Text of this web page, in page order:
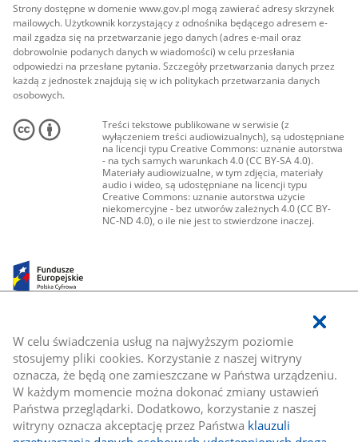
W celu świadczenia usług na najwyższym poziomie
stosujemy pliki cookies. Korzystanie z naszej witryny
oznacza, że będą one zamieszczane w Państwa urządzeniu.
W każdym momencie można dokonać zmiany ustawień
Państwa przeglądarki. Dodatkowo, korzystanie z naszej
witryny oznacza akceptację przez Państwa klauzuli
Strony dostępne w domenie www.gov.pl mogą zawierać adresy skrzynek
mailowych. Użytkownik korzystający z odnośnika będącego adresem e-
mail zgadza się na przetwarzanie jego danych (adres e-mail oraz
dobrowolnie podanych danych w wiadomości) w celu przesłania
odpowiedzi na przesłane pytania. Szczegóły przetwarzania danych przez
każdą z jednostek znajdują się w ich politykach przetwarzania danych
osobowych.
Treści tekstowe publikowane w serwisie (z
wyłączeniem treści audiowizualnych), są udostępniane
na licencji typu Creative Commons: uznanie autorstwa
- na tych samych warunkach 4.0 (CC BY-SA 4.0).
Materiały audiowizualne, w tym zdjęcia, materiały
audio i wideo, są udostępniane na licencji typu
Creative Commons: uznanie autorstwa użycie
niekomercyjne - bez utworów zależnych 4.0 (CC BY-
NC-ND 4.0), o ile nie jest to stwierdzone inaczej.